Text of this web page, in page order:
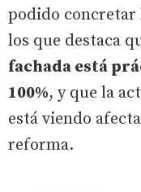
podido concretar
los que destaca
fachada está
100%, y que la
está viendo
reforma.